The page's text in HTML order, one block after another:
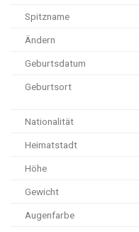
Spitzname
Ändern
Geburtsdatum
Geburtsort
Nationalität
Heimatstadt
Höhe
Gewicht
Augenfarbe